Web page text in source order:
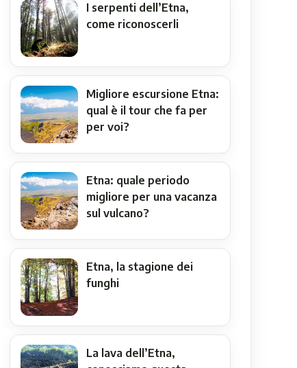
I serpenti dell’Etna,
come riconoscerli
Migliore escursione Etna:
qual è il tour che fa per
per voi?
Etna: quale periodo
migliore per una vacanza
sul vulcano?
Etna, la stagione dei
funghi
La lava dell’Etna,